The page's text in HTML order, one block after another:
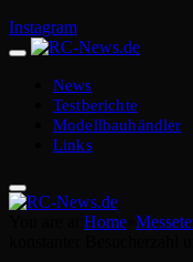
Instagram
News
Testberichte
Modellbauhändler
Links
Home